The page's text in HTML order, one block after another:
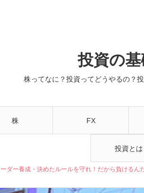
投資の
株ってなに？投資ってどうやるの？
株 FX
投資とは
ダー養成・決めたルールを守れ！だから負けるんだ